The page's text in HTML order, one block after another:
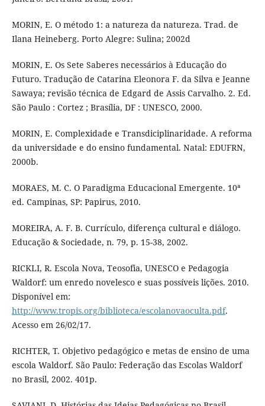
MORIN, E. O método 1: a natureza da natureza. Trad. de
Ilana Heineberg. Porto Alegre: Sulina; 2002d
MORIN, E. Os Sete Saberes necessários à Educação do
Futuro. Tradução de Catarina Eleonora F. da Silva e Jeanne
Sawaya; revisão técnica de Edgard de Assis Carvalho. 2. Ed.
São Paulo : Cortez ; Brasília, DF : UNESCO, 2000.
MORIN, E. Complexidade e Transdiciplinaridade. A reforma
da universidade e do ensino fundamental. Natal: EDUFRN,
2000b.
MORAES, M. C. O Paradigma Educacional Emergente. 10ª
ed. Campinas, SP: Papirus, 2010.
MOREIRA, A. F. B. Currículo, diferença cultural e diálogo.
Educação & Sociedade, n. 79, p. 15-38, 2002.
RICKLI, R. Escola Nova, Teosofia, UNESCO e Pedagogia
Waldorf: um enredo novelesco e suas possíveis lições. 2010.
Disponível em:
http://www.tropis.org/biblioteca/escolanovaoculta.pdf.
Acesso em 26/02/17.
RICHTER, T. Objetivo pedagógico e metas de ensino de uma
escola Waldorf. São Paulo: Federação das Escolas Waldorf
no Brasil, 2002. 401p.